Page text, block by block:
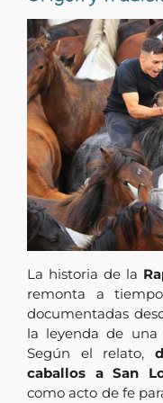
La historia de la
remonta a
documentadas
la leyenda de una
Según el relato,
caballos a San
como acto de fe